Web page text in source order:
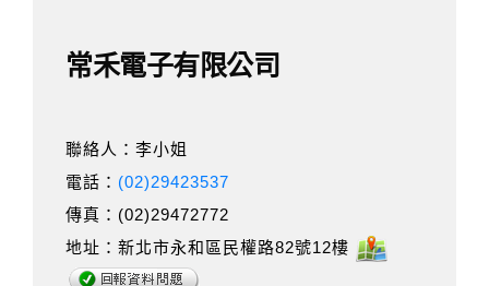
常禾電子有限公司
聯絡人：李小姐
電話： (02)29423537
傳真：(02)29472772
地址：新北市永和區民權路82號12樓